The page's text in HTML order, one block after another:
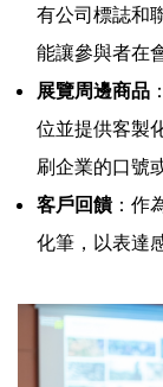
有公司標誌和
能讓參與者在
展覽周邊商品
位並提供客製
刷企業的口號
客戶回饋：作
化筆，以表達